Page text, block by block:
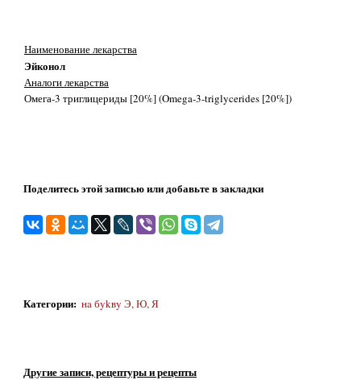
Наименование лекарства
Эйконол
Аналоги лекарства
Омега-3 триглицериды [20%] (Omega-3-triglycerides [20%])
Поделитесь этой записью или добавьте в закладки
Категории: нa бykвy Э, Ю, Я
Другие записи, рецептуры и рецепты